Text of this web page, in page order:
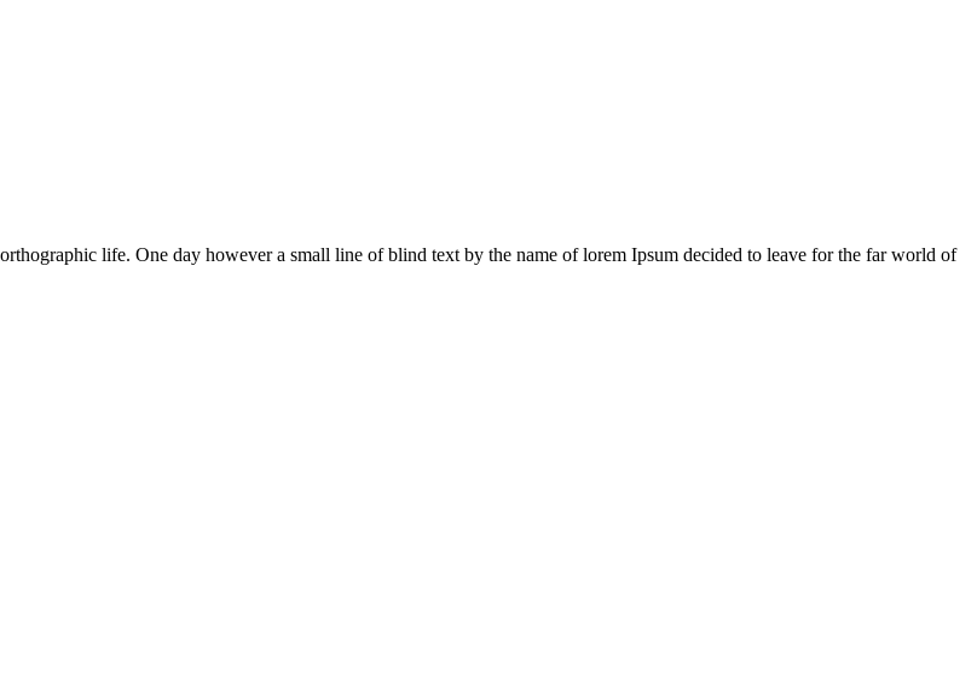
life. One day however a small line of blind text by the name of lorem Ipsum decided to leave for the far world of